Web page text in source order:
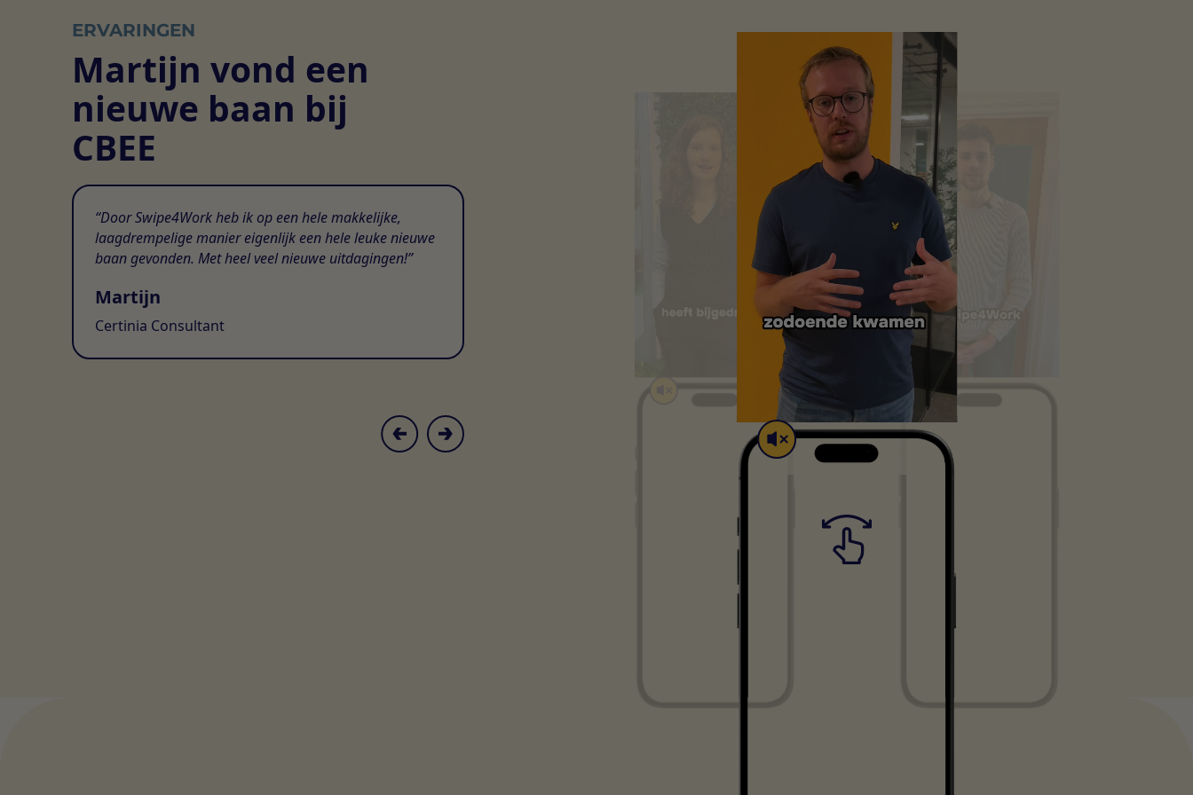
ERVARINGEN
Martijn vond een
nieuwe baan bij
CBEE
Door Swipe4Work heb ik op een hele makkelijke,
laagdrempelige manier eigenlijk een hele leuke nieuwe
baan gevonden. Met heel veel nieuwe uitdagingen!
Martijn
Certinia Consultant